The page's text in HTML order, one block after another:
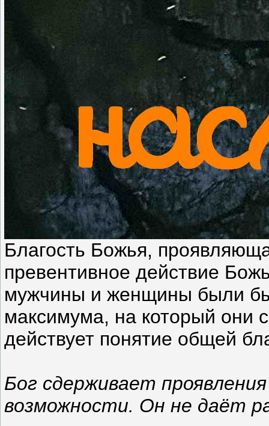
Благость Божья,
превентивное действие
мужчины и женщины были бы
максимума, на который они
действует понятие общей
Бог сдерживает
возможности. Он не даёт